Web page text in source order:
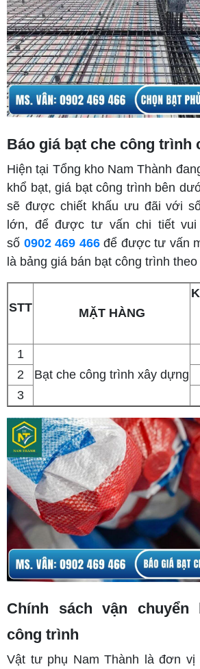
Báo giá bạt che công trình
Hiện tại Tổng kho Nam Thành
khổ bạt, giá bạt công trình bên
sẽ được chiết khấu ưu đãi với
lớn, để được tư vấn chi tiết vui
số 0902 469 466để được tư vấn
là bảng giá bán bạt công trình
STT MẶT HÀNG
1
Bạt che công trình xây dựng
2
3
Chính sách vận chuyển
công trình
Vật tư phụ Nam Thành là đơn vị